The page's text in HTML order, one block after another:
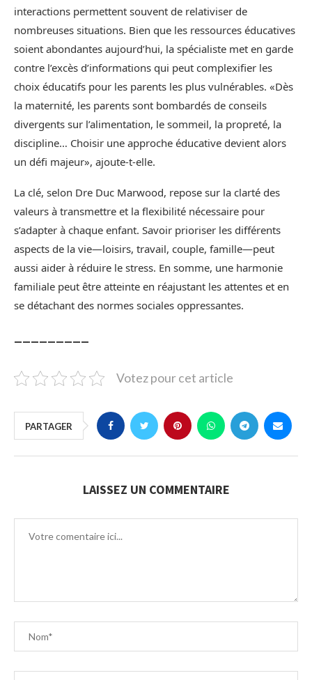
interactions permettent souvent de relativiser de
nombreuses situations. Bien que les ressources éducatives
soient abondantes aujourd’hui, la spécialiste met en garde
contre l’excès d’informations qui peut complexifier les
choix éducatifs pour les parents les plus vulnérables. «Dès
la maternité, les parents sont bombardés de conseils
divergents sur l’alimentation, le sommeil, la propreté, la
discipline… Choisir une approche éducative devient alors
un défi majeur», ajoute-t-elle.
La clé, selon Dre Duc Marwood, repose sur la clarté des
valeurs à transmettre et la flexibilité nécessaire pour
s’adapter à chaque enfant. Savoir prioriser les différents
aspects de la vie—loisirs, travail, couple, famille—peut
aussi aider à réduire le stress. En somme, une harmonie
familiale peut être atteinte en réajustant les attentes et en
se détachant des normes sociales oppressantes.
Votez pour cet article
PARTAGER
LAISSEZ UN COMMENTAIRE